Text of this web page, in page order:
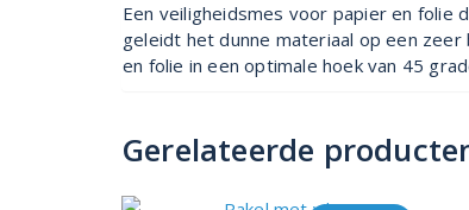
Een veiligheidsmes voor papier en
geleidt het dunne materiaal op een
en folie in een optimale hoek van 45
Gerelateerde